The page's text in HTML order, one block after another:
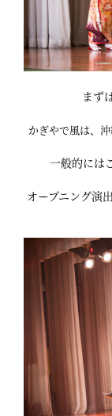
まず
かぎやで風は、
一般的には
オープニング演